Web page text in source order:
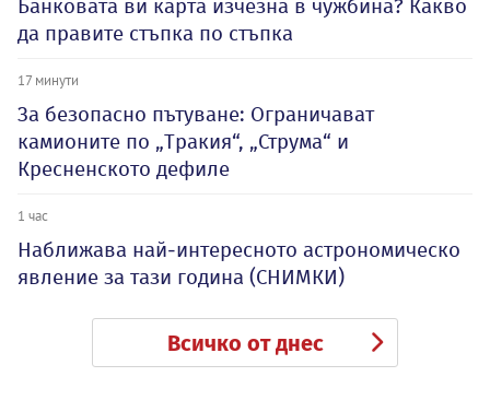
Банковата ви карта изчезна в чужбина? Какво
да правите стъпка по стъпка
17 минути
За безопасно пътуване: Ограничават
камионите по „Тракия“, „Струма“ и
Кресненското дефиле
1 час
Наближава най-интересното астрономическо
явление за тази година (СНИМКИ)
Всичко от днес